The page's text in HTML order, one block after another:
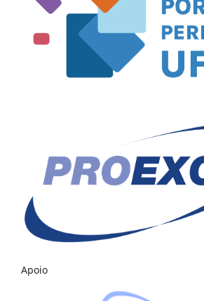
Apoio